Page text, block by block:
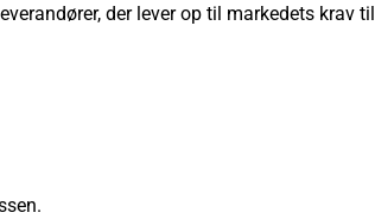
der lever op til markedets krav til